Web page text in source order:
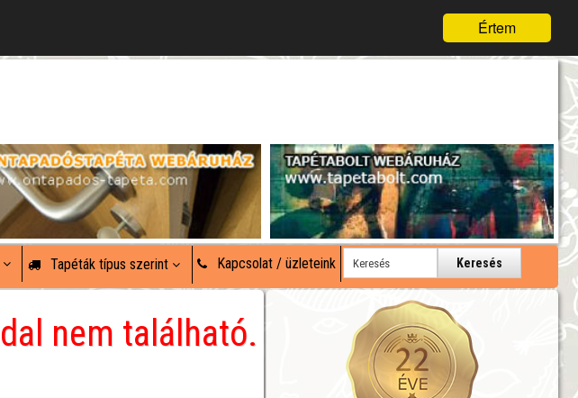
Értem
Tapéták típus szerint Kapcsolat / üzleteink Keresés
nem található.